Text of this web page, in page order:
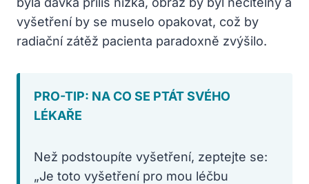
vyšetření by se muselo opakovat, což by
radiační zátěž pacienta paradoxně zvýšilo.
PRO-TIP: NA CO SE PTÁT SVÉHO
LÉKAŘE
Než podstoupíte vyšetření, zeptejte se:
„Je toto vyšetření pro mou léčbu